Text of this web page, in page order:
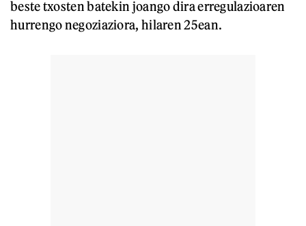
beste txosten batekin joango dira erregulazioaren
hurrengo negoziaziora, hilaren 25ean.